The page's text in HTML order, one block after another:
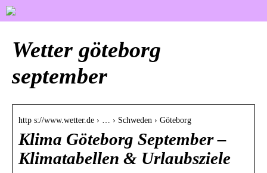
Wetter göteborg
september
http s://www.wetter.de › … › Schweden › Göteborg
Klima Göteborg September –
Klimatabellen & Urlaubsziele